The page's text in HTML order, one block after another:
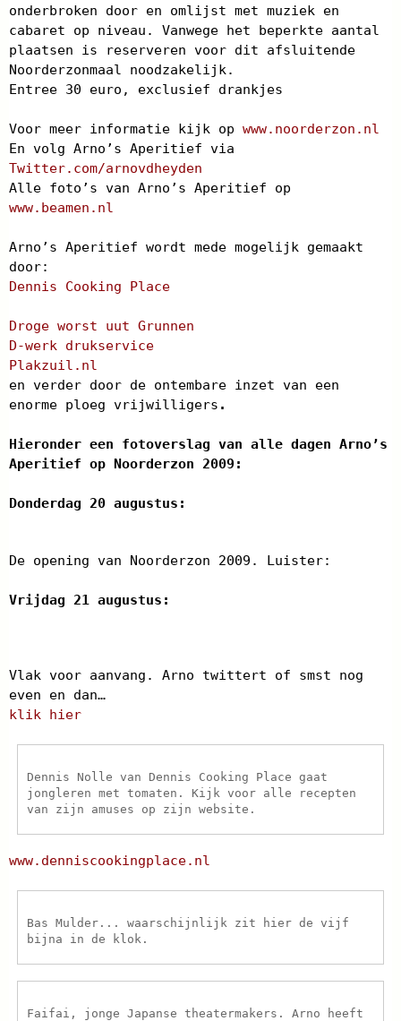
onderbroken door en omlijst met muziek en
cabaret op niveau. Vanwege het beperkte aantal
plaatsen is reserveren voor dit afsluitende
Noorderzonmaal noodzakelijk.
Entree 30 euro, exclusief drankjes
Voor meer informatie kijk op www.noorderzon.nl
En volg Arno’s Aperitief via
Twitter.com/arnovdheyden
Alle foto’s van Arno’s Aperitief op
www.beamen.nl
Arno’s Aperitief wordt mede mogelijk gemaakt
door:
Dennis Cooking Place
Droge worst uut Grunnen
D-werk drukservice
Plakzuil.nl
en verder door de ontembare inzet van een
enorme ploeg vrijwilligers .
Hieronder een fotoverslag van alle dagen Arno’s
Aperitief op Noorderzon 2009:
Donderdag 20 augustus:
De opening van Noorderzon 2009. Luister:
Vrijdag 21 augustus:
Vlak voor aanvang. Arno twittert of smst nog
even en dan…
klik hier
Dennis Nolle van Dennis Cooking Place gaat
jongleren met tomaten. Kijk voor alle recepten
van zijn amuses op zijn website.
www.denniscookingplace.nl
Bas Mulder... waarschijnlijk zit hier de vijf
bijna in de klok.
Faifai, jonge Japanse theatermakers. Arno heeft